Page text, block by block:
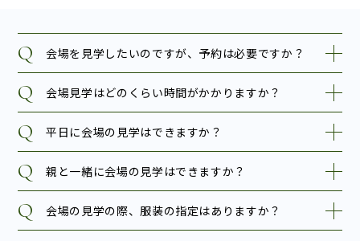
会場を見学したいのですが、予約は必要ですか？
会場見学はどのくらい時間がかかりますか？
平日に会場の見学はできますか？
親と一緒に会場の見学はできますか？
会場の見学の際、服装の指定はありますか？